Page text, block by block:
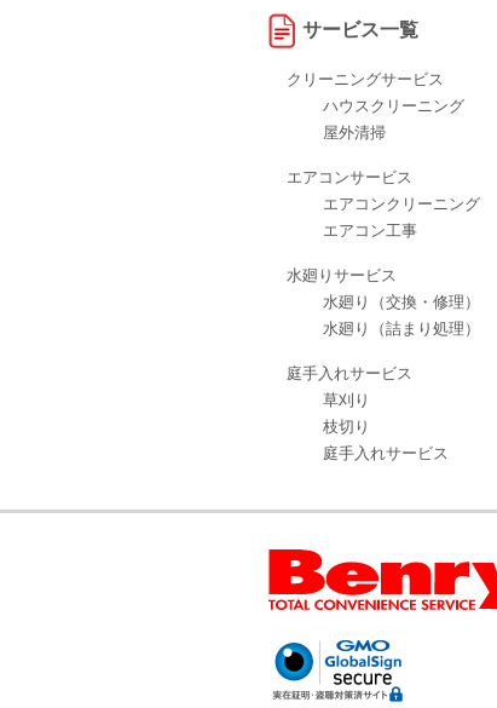
サービス一覧
クリーニングサービス
ハウスクリーニング
屋外清掃
エアコンサービス
エアコンクリーニング
エアコン工事
水廻りサービス
水廻り（交換・修理）
水廻り（詰まり処理）
庭手入れサービス
草刈り
枝切り
庭手入れサービス